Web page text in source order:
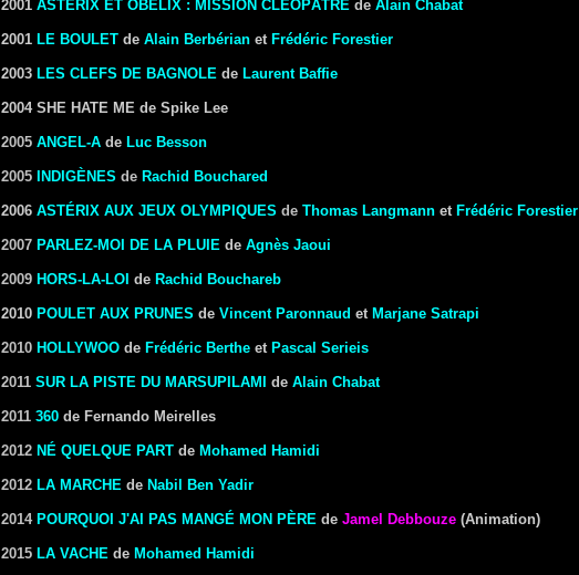
2001 ASTÉRIX ET OBELIX : MISSION CLÉOPÂTRE de Alain Chabat
2001 LE BOULET de Alain Berbérian et Frédéric Forestier
2003 LES CLEFS DE BAGNOLE de Laurent Baffie
2004 SHE HATE ME de Spike Lee
2005 ANGEL-A de Luc Besson
2005 INDIGÈNES de Rachid Bouchared
2006 ASTÉRIX AUX JEUX OLYMPIQUES de Thomas Langmann et Frédéric Forestier
2007 PARLEZ-MOI DE LA PLUIE de Agnès Jaoui
2009 HORS-LA-LOI de Rachid Bouchareb
2010 POULET AUX PRUNES de Vincent Paronnaud et Marjane Satrapi
2010 HOLLYWOO de Frédéric Berthe et Pascal Serieis
2011 SUR LA PISTE DU MARSUPILAMI de Alain Chabat
2011 360 de Fernando Meirelles
2012 NÉ QUELQUE PART de Mohamed Hamidi
2012 LA MARCHE de Nabil Ben Yadir
2014 POURQUOI J'AI PAS MANGÉ MON PÈRE de Jamel Debbouze (Animation)
2015 LA VACHE de Mohamed Hamidi